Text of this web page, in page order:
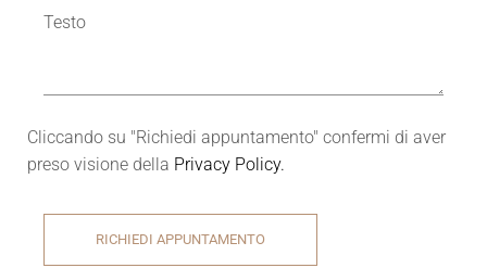
Cliccando su "Richiedi appuntamento" confermi di aver
preso visione della Privacy Policy.
RICHIEDI APPUNTAMENTO